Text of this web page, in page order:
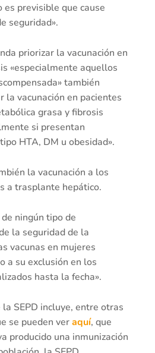
es previsible que cause
seguridad».
priorizar la vacunación en
«especialmente aquellos
también
la vacunación en pacientes
grasa y fibrosis
si presentan
HTA, DM u obesidad».
la vacunación a los
a trasplante hepático.
ningún tipo de
la seguridad de la
vacunas en mujeres
a su exclusión en los
hasta la fecha».
SEPD incluye, entre otras
se pueden veraquí, que
producido una inmunización